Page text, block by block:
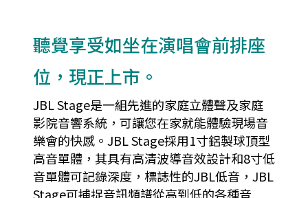
聽覺享受如坐在演唱會前排座
位，現正上市。
JBL Stage是一組先進的家庭立體聲及家庭
影院音響系統，可讓您在家就能體驗現場音
樂會的快感。JBL Stage採用1寸鋁製球頂型
高音單體，其具有高清波導音效設計和8寸低
音單體可記錄深度，標誌性的JBL低音，JBL
Stage可捕捉音訊頻譜從高到低的各種音